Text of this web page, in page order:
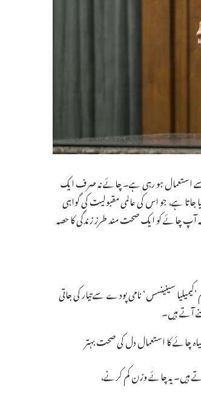
استعمال ہو رہی ہے۔ چائے نہ صرف ایک
سال 21 مئی کو چائے کا عالمی دن منایا جاتا ہے، جو اس کی عالمی مقبولیت کی گواہی
گے، تاکہ آپ چائے کو ایک صحت مند طرز زندگی کا حصہ
سینینسس‘ نامی پودے سے تیار کی جاتی
آتے ہیں۔
چائے کا استعمال دل کی صحت بہتر
ہیں۔ یہ چائے وزن کم کرنے،